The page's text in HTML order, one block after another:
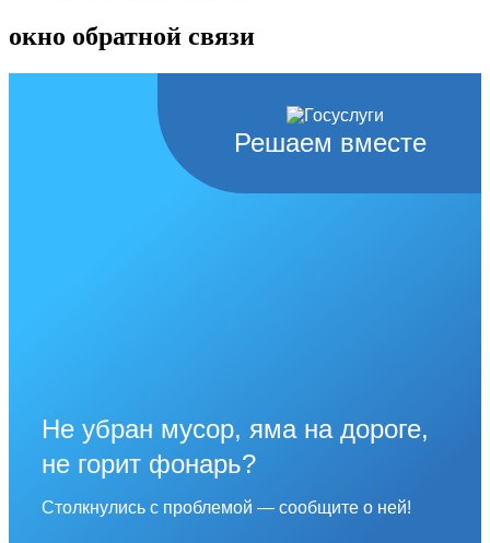
окно обратной связи
Решаем вместе
Не убран мусор, яма на дороге,
не горит фонарь?
Столкнулись с проблемой — сообщите о ней!